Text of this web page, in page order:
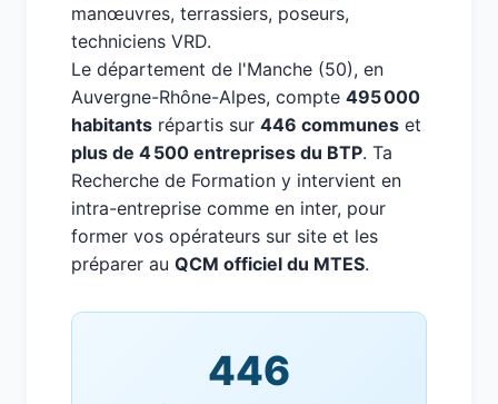
manœuvres, terrassiers, poseurs,
techniciens VRD.
Le département de l'Manche (50), en
Auvergne-Rhône-Alpes, compte 495 000
habitants répartis sur 446 communes et
plus de 4 500 entreprises du BTP. Ta
Recherche de Formation y intervient en
intra-entreprise comme en inter, pour
former vos opérateurs sur site et les
préparer au QCM officiel du MTES.
446